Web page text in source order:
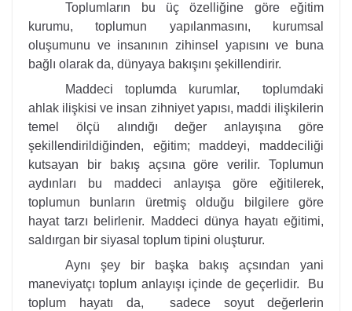
Toplumların bu üç özelliğine göre eğitim
kurumu, toplumun yapılanmasını, kurumsal
oluşumunu ve insanının zihinsel yapısını ve buna
bağlı olarak da, dünyaya bakışını şekillendirir.
Maddeci toplumda kurumlar, toplumdaki
ahlak ilişkisi ve insan zihniyet yapısı, maddi ilişkilerin
temel ölçü alındığı değer anlayışına göre
şekillendirildiğinden, eğitim; maddeyi, maddeciliği
kutsayan bir bakış açsına göre verilir. Toplumun
aydınları bu maddeci anlayışa göre eğitilerek,
toplumun bunların üretmiş olduğu bilgilere göre
hayat tarzı belirlenir. Maddeci dünya hayatı eğitimi,
saldırgan bir siyasal toplum tipini oluşturur.
Aynı şey bir başka bakış açsından yani
maneviyatçı toplum anlayışı içinde de geçerlidir. Bu
toplum hayatı da, sadece soyut değerlerin